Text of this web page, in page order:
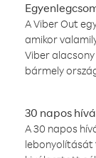
A Viber Out
amikor
Viber
bármely
30 napos
A 30 napos
lebonyolítását